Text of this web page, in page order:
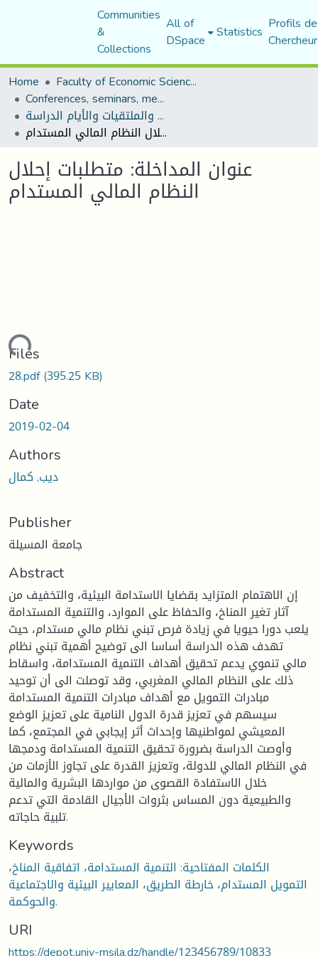
Communities
&
Collections
All of
DSpace Statistics Profils
Home
Faculty of Economic Sciences, Commerce and Management Sciences
Conferences, seminars, meetings, and study days
المؤتمرات والندوات والملتقيات والأيام الدراسة
عنوان المداخلة: متطلبات إحلال النظام المالي المستدام
عنوان المداخلة: متطلبات إحلال
النظام المالي المستدام
Files
28.pdf(395.25 KB)
Date
2019-02-04
Authors
ديب, كمال
Publisher
جامعة المسيلة
Abstract
إن الاهتمام المتزايد بقضايا الاستدامة البيئية، والتخفيف من
آثار تغير المناخ، والحفاظ على الموارد، والتنمية المستدامة
يلعب دورا حيويا في زيادة فرص تبني نظام مالي مستدام، حيث
تهدف هذه الدراسة أساسا الى توضيح أهمية تبني نظام
مالي تنموي يدعم تحقيق أهداف التنمية المستدامة، واسقاط
ذلك على النظام المالي المغربي، وقد توصلت الى أن توحيد
مبادرات التمويل مع أهداف مبادرات التنمية المستدامة
سيسهم في تعزيز قدرة الدول النامية على تعزيز الوضع
المعيشي لمواطنيها وإحداث أثر إيجابي في المجتمع، كما
وأوصت الدراسة بضرورة تحقيق التنمية المستدامة ودمجها
في النظام المالي للدولة، وتعزيز القدرة على تجاوز الأزمات من
خلال الاستفادة القصوى من مواردها البشرية والمالية
والطبيعية دون المساس بثروات الأجيال القادمة التي تدعم
تلبية حاجاته.
Keywords
الكلمات المفتاحية: التنمية المستدامة، اتفاقية المناخ،
التمويل المستدام، خارطة الطريق، المعايير البيئية والاجتماعية
والحوكمة.
URI